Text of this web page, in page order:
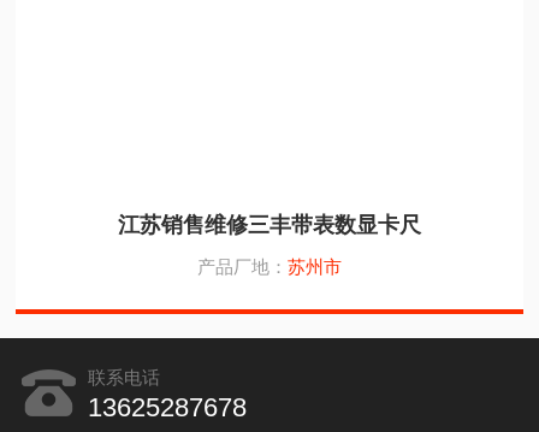
江苏销售维修三丰带表数显卡尺
产品厂地： 苏州市
联系电话
13625287678